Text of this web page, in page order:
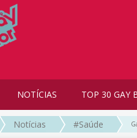
NOTÍCIAS TOP 30 GAY
Notícias #Saúde